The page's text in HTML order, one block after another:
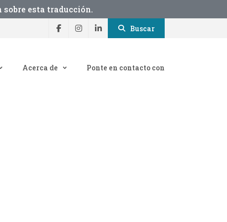
esta traducción.
Buscar
Acerca de Ponte en contacto con